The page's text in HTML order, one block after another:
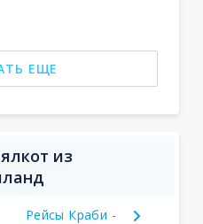
ЕЩЕ
из
Рейсы Краби -